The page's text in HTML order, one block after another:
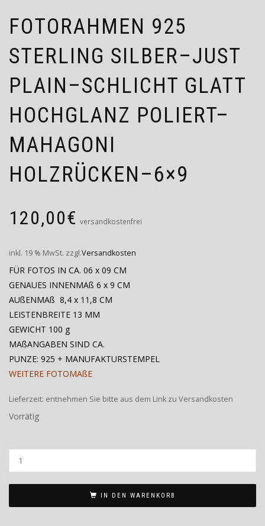
FOTORAHMEN 925
STERLING SILBER–JUST
PLAIN–SCHLICHT GLATT
HOCHGLANZ POLIERT–
MAHAGONI
HOLZRÜCKEN–6×9
120,00€ versandkostenfrei
inkl. 19 % MwSt. zzgl.Versandkosten
FÜR FOTOS IN CA. 06 x 09 CM
GENAUES INNENMAß 6 x 9 CM
AUßENMAß 8,4 x 11,8 CM
LEISTENBREITE 13 MM
GEWICHT 100 g
MAßANGABEN SIND CA.
PUNZE: 925 + MANUFAKTURSTEMPEL
WEITERE FOTOMAßE
Lieferzeit: entnehmen Sie bitte aus dem Link zu Versandkosten
Vorrätig
IN DEN WARENKORB